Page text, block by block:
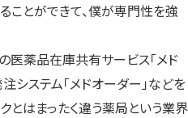
ことができて、僕が専門性を強
医薬品在庫共有サービス「メド
システム「メドオーダー」などを
とはまったく違う薬局という業界